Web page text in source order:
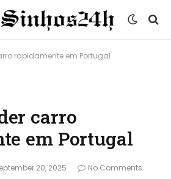
rapidamente em Portugal
carro
em Portugal
20, 2025
No Comments